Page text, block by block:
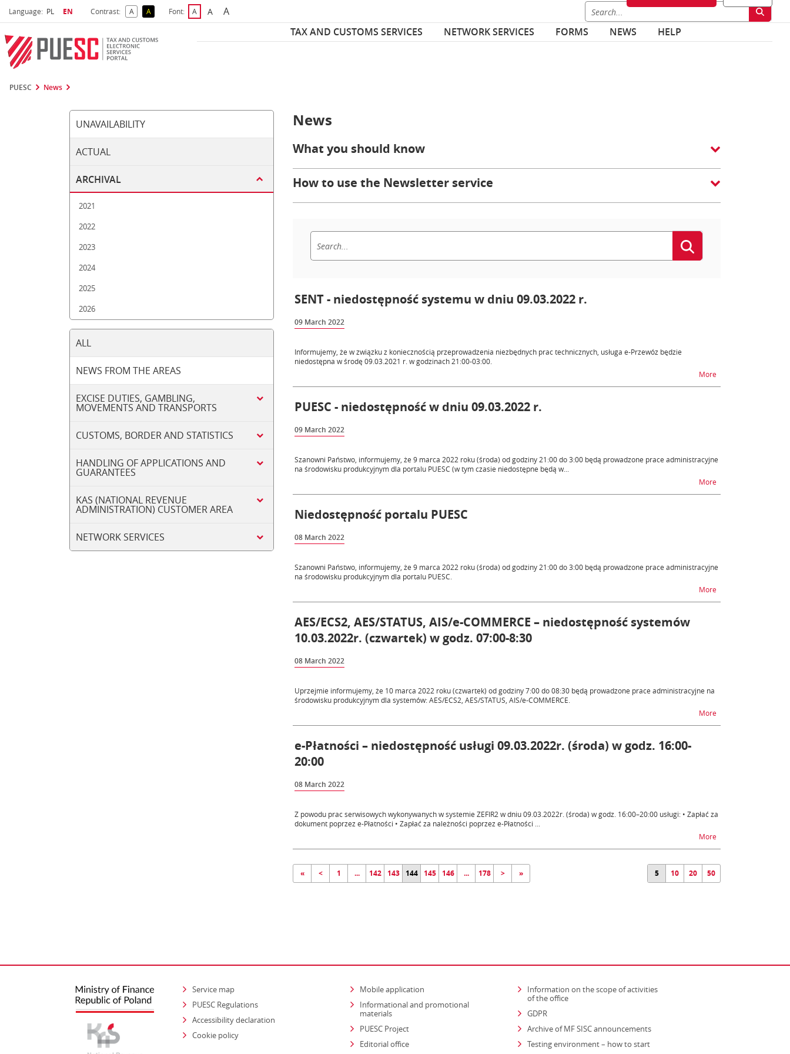
Language: Select language
PL Selected language
EN Contrast: ADefault Contrast
AReversed Contrast
Font: ADefault Font Size
ABigger Font Size
ABiggest Font Size
TAX AND CUSTOMS SERVICES
NETWORK SERVICES FORMS NEWS HELP
PUESC News
UNAVAILABILITY
ACTUAL
ARCHIVAL
2021
2022
2023
2024
2025
2026
ALL
NEWS FROM THE AREAS
EXCISE DUTIES, GAMBLING,
MOVEMENTS AND TRANSPORTS
CUSTOMS, BORDER AND STATISTICS
HANDLING OF APPLICATIONS AND
GUARANTEES
KAS (NATIONAL REVENUE
ADMINISTRATION) CUSTOMER AREA
NETWORK SERVICES
News
What you should know
How to use the Newsletter service
SENT - niedostępność systemu w dniu 09.03.2022 r.
09 March 2022
Informujemy, że w związku z koniecznością przeprowadzenia niezbędnych prac technicznych, usługa e-Przewóz będzie
niedostępna w środę 09.03.2021 r. w godzinach 21:00-03:00.
Morena temat SENT -
PUESC - niedostępność w dniu 09.03.2022 r.
09 March 2022
Szanowni Państwo, informujemy, że 9 marca 2022 roku (środa) od godziny 21:00 do 3:00 będą prowadzone prace administracyjne
na środowisku produkcyjnym dla portalu PUESC (w tym czasie niedostępne będą w...
Morena temat PUESC -
Niedostępność portalu PUESC
08 March 2022
Szanowni Państwo, informujemy, że 9 marca 2022 roku (środa) od godziny 21:00 do 3:00 będą prowadzone prace administracyjne
na środowisku produkcyjnym dla portalu PUESC.
Morena temat
AES/ECS2, AES/STATUS, AIS/e-COMMERCE – niedostępność systemów
10.03.2022r. (czwartek) w godz. 07:00-8:30
08 March 2022
Uprzejmie informujemy, że 10 marca 2022 roku (czwartek) od godziny 7:00 do 08:30 będą prowadzone prace administracyjne na
środowisku produkcyjnym dla systemów: AES/ECS2, AES/STATUS, AIS/e-COMMERCE.
Morena temat AES/ECS2,
e-Płatności – niedostępność usługi 09.03.2022r. (środa) w godz. 16:00-
20:00
08 March 2022
Z powodu prac serwisowych wykonywanych w systemie ZEFIR2 w dniu 09.03.2022r. (środa) w godz. 16:00–20:00 usługi: • Zapłać za
dokument poprzez e-Płatności • Zapłać za należności poprzez e-Płatności ...
Morena temat e-Płatności
« < 1 ... 142 143 144 145 146 ... 178 > » 5 10 20 50
Service map
PUESC Regulations
Accessibility declaration
Cookie policy
Mobile application
Informational and promotional
materials
PUESC Project
Editorial office
Information on the scope of activities
of the officestrona otwiera się w nowym oknie
GDPR
Archive of MF SISC announcements
Testing environment – how to start